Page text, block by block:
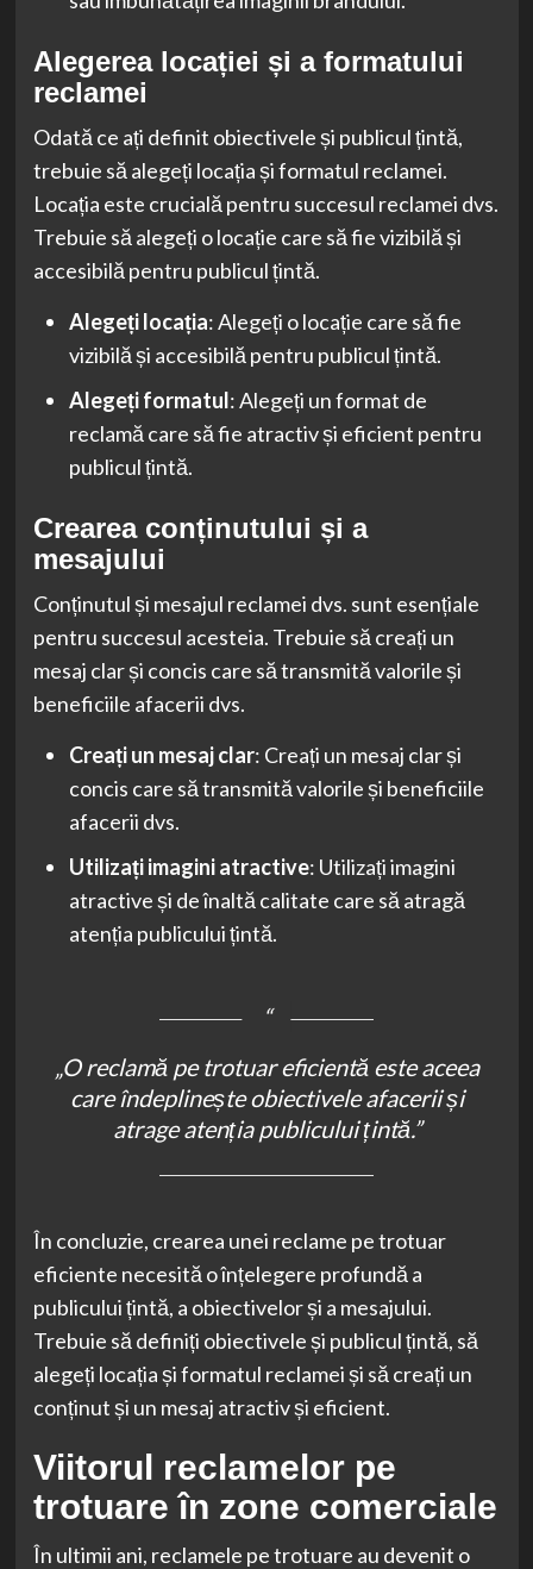
Alegerea locației și a formatului
reclamei
Odată ce ați definit obiectivele și publicul țintă,
trebuie să alegeți locația și formatul reclamei.
Locația este crucială pentru succesul reclamei dvs.
Trebuie să alegeți o locație care să fie vizibilă și
accesibilă pentru publicul țintă.
Alegeți locația: Alegeți o locație care să fie
vizibilă și accesibilă pentru publicul țintă.
Alegeți formatul: Alegeți un format de
reclamă care să fie atractiv și eficient pentru
publicul țintă.
Crearea conținutului și a
mesajului
Conținutul și mesajul reclamei dvs. sunt esențiale
pentru succesul acesteia. Trebuie să creați un
mesaj clar și concis care să transmită valorile și
beneficiile afacerii dvs.
Creați un mesaj clar: Creați un mesaj clar și
concis care să transmită valorile și beneficiile
afacerii dvs.
Utilizați imagini atractive: Utilizați imagini
atractive și de înaltă calitate care să atragă
atenția publicului țintă.
„O reclamă pe trotuar eficientă este aceea
care îndeplinește obiectivele afacerii și
atrage atenția publicului țintă.”
În concluzie, crearea unei reclame pe trotuar
eficiente necesită o înțelegere profundă a
publicului țintă, a obiectivelor și a mesajului.
Trebuie să definiți obiectivele și publicul țintă, să
alegeți locația și formatul reclamei și să creați un
conținut și un mesaj atractiv și eficient.
Viitorul reclamelor pe
trotuare în zone comerciale
În ultimii ani, reclamele pe trotuare au devenit o